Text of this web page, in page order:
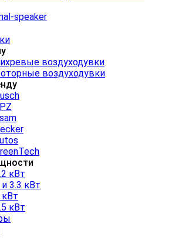
воздуходувки
воздуходувки
кВт
3.3 кВт
кВт
кВт